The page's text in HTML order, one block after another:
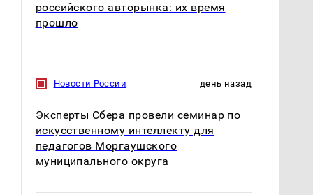
российского авторынка: их время
прошло
Новости России день назад
Эксперты Сбера провели семинар по
искусственному интеллекту для
педагогов Моргаушского
муниципального округа